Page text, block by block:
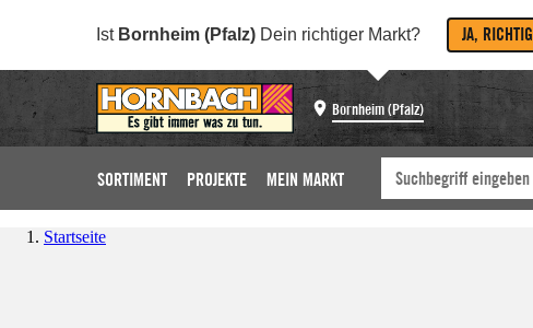
Ist Bornheim (Pfalz) Dein richtiger Markt? JA, RICHTIG
Bornheim (Pfalz)
SORTIMENT PROJEKTE MEIN MARKT
Startseite